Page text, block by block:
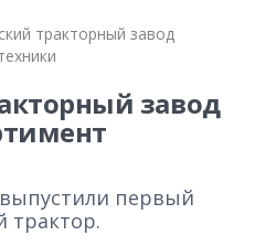
тракторный завод
завод
первый
трактор.